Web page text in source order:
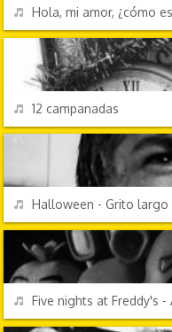
REPRODUCIR
Hola, mi amor, ¿cómo
REPRODUCIR
12 campanadas
REPRODUCIR
Halloween - Grito largo
REPRODUCIR
Five nights at Freddy's -